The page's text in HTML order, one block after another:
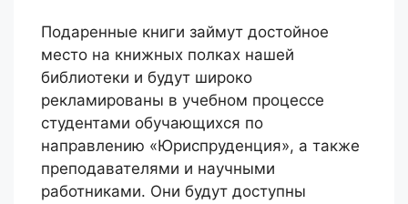
Подаренные книги займут достойное
место на книжных полках нашей
библиотеки и будут широко
рекламированы в учебном процессе
студентами обучающихся по
направлению «Юриспруденция», а также
преподавателями и научными
работниками. Они будут доступны